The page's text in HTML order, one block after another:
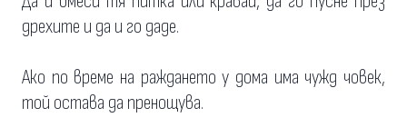
дрехите и да и го даде.
Ако по време на раждането у дома има чужд човек,
той остава да пренощува.